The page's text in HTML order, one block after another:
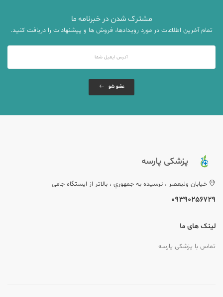
مشترک شدن در خبرنامه ما
تمام آخرین اطلاعات در مورد رویدادها، فروش ها و پیشنهادات را دریافت کنید.
عضو شو
پزشکی پارسه
خيابان وليعصر ، نرسيده به جمهوري ، بالاتر از ایستگاه جامی
09390256729
لینک های ما
تماس با پزشکی پارسه